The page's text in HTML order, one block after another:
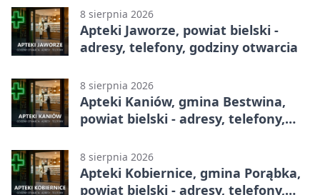
8 sierpnia 2026
Apteki Jaworze, powiat bielski -
adresy, telefony, godziny otwarcia
8 sierpnia 2026
Apteki Kaniów, gmina Bestwina,
powiat bielski - adresy, telefony,
8 sierpnia 2026
Apteki Kobiernice, gmina Porąbka,
powiat bielski - adresy, telefony,